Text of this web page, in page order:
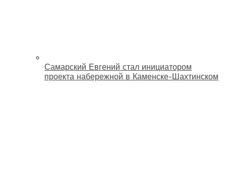
Самарский Евгений стал инициатором
проекта набережной в Каменске-Шахтинском